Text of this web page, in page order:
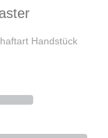
Handstück